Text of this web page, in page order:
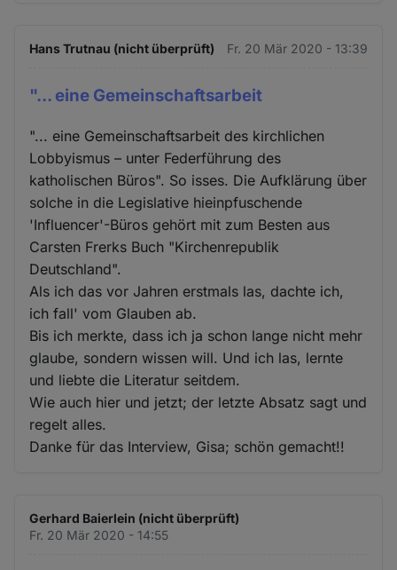
Hans Trutnau (nicht überprüft) Fr. 20 Mär 2020 - 13:39
"... eine Gemeinschaftsarbeit
"... eine Gemeinschaftsarbeit des kirchlichen
Lobbyismus – unter Federführung des
katholischen Büros". So isses. Die Aufklärung über
solche in die Legislative hieinpfuschende
'Influencer'-Büros gehört mit zum Besten aus
Carsten Frerks Buch "Kirchenrepublik
Deutschland".
Als ich das vor Jahren erstmals las, dachte ich,
ich fall' vom Glauben ab.
Bis ich merkte, dass ich ja schon lange nicht mehr
glaube, sondern wissen will. Und ich las, lernte
und liebte die Literatur seitdem.
Wie auch hier und jetzt; der letzte Absatz sagt und
regelt alles.
Danke für das Interview, Gisa; schön gemacht!!
Gerhard Baierlein (nicht überprüft)
Fr. 20 Mär 2020 - 14:55